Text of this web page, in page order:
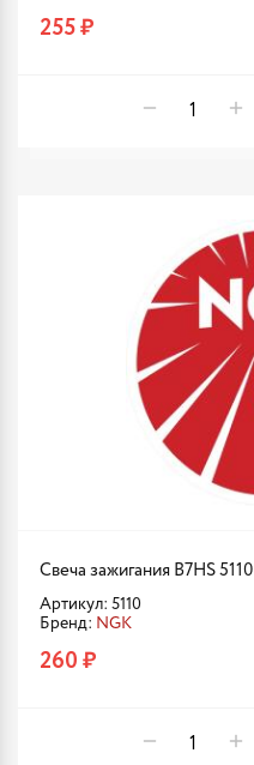
255 ₽
Свеча зажигания B7HS 5110
Артикул: 5110
Бренд: NGK
260 ₽